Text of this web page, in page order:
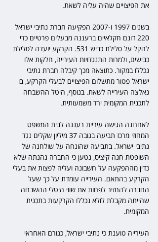
את הפיצויים שהיה עליה לשאת.
בשנים 1997 ו-2007 הפקיעה חברת נתיבי ישראל
220 דונם חקלאיים ברעננה מבעלים פרטיים כדי
להקל על סלילת כביש 531. הקרקע יועדה לסלילת
כבישים, ולמרות התנגדויות העירייה, חלקות אלו
נכללו במקור. כתוצאה מכך קיבלה חברת נתיבי
ישראל פטור מתשלום הפיצויים לבעלי הקרקע, בו
נאלצה העירייה לשאת. בנוסף, היטל ההשבחה
לתכנית המקומית ירד משמעותית.
לאחרונה הגישה עיריית רעננה לבית המשפט
המחוזי מרכז תביעה בגובה 37 מיליון שקלים נגד
נתיבי ישראל. בתביעה שהונחה על שולחנה של
השופטת חנה קיציס, נטען כי החברה נהנתה שלא
כדין מההפקעה על חשבונה ועליה לפצות את בעלי
הקרקע בהתאם. העירייה עומדת על כך שעל
החברה להחזיר לפחות את שווי היטלי ההשבחה
שהייתה מקבלת לולא נכללו הקרקעות בתכנית
המקומית.
העירייה טוענת כי נתיבי ישראל, כגורם האחראי